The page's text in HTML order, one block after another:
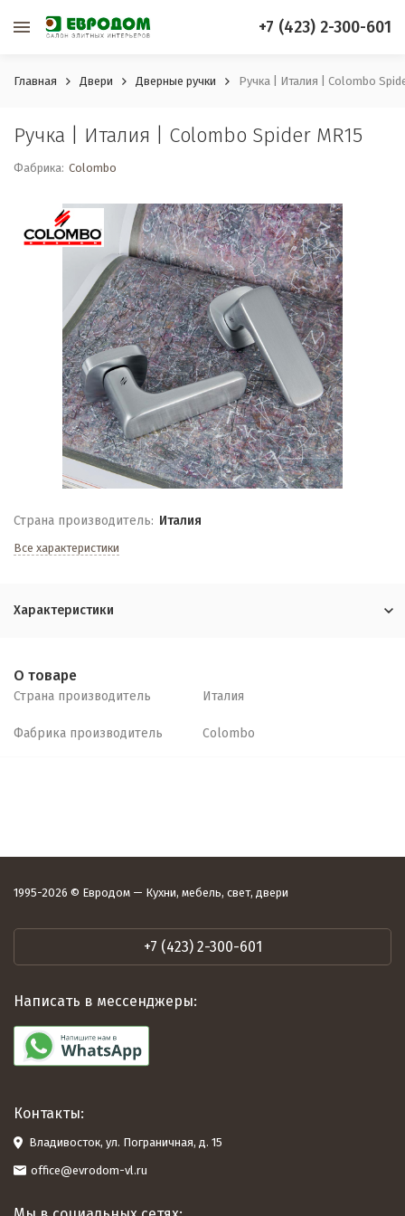
+7 (423) 2-300-601
Главная Двери Дверные ручки Ручка | Италия | Colombo
Ручка | Италия | Colombo Spider MR15
Фабрика: Colombo
Страна производитель: Италия
Все характеристики
Характеристики
О товаре
Страна производитель Италия
Фабрика производитель Colombo
1995-2026 © Евродом — Кухни, мебель, свет, двери
+7 (423) 2-300-601
Написать в мессенджеры:
Контакты:
Владивосток, ул. Пограничная, д. 15
office@evrodom-vl.ru